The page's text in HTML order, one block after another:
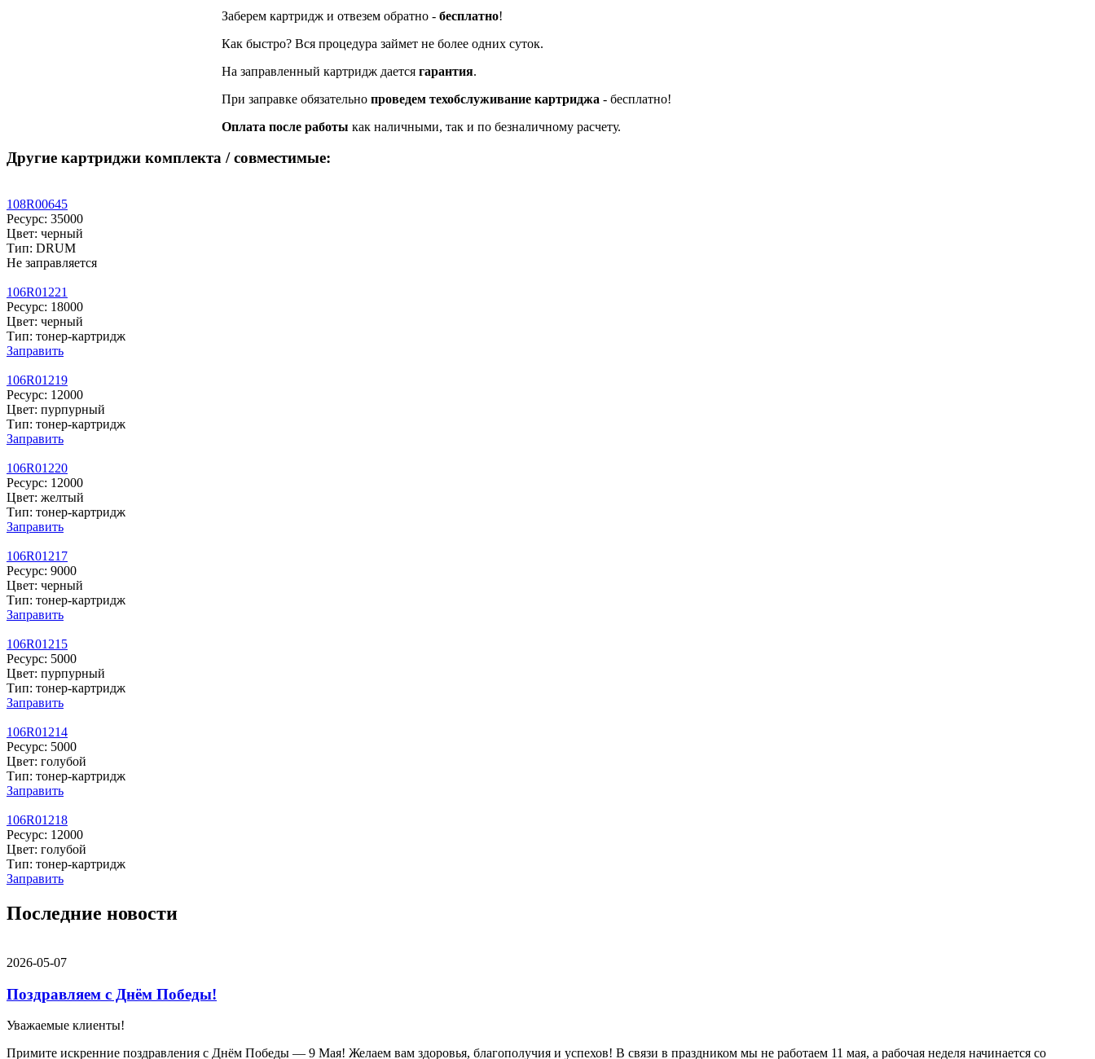
Заберем картридж и отвезем обратно - бесплатно!
Как быстро? Вся процедура займет не более одних суток.
На заправленный картридж дается гарантия.
При заправке обязательно проведем техобслуживание картриджа - бесплатно!
Оплата после работы как наличными, так и по безналичному расчету.
Другие картриджи комплекта / совместимые:
108R00645
Ресурс: 35000
Цвет: черный
Тип: DRUM
Не заправляется
106R01221
Ресурс: 18000
Цвет: черный
Тип: тонер-картридж
Заправить
106R01219
Ресурс: 12000
Цвет: пурпурный
Тип: тонер-картридж
Заправить
106R01220
Ресурс: 12000
Цвет: желтый
Тип: тонер-картридж
Заправить
106R01217
Ресурс: 9000
Цвет: черный
Тип: тонер-картридж
Заправить
106R01215
Ресурс: 5000
Цвет: пурпурный
Тип: тонер-картридж
Заправить
106R01214
Ресурс: 5000
Цвет: голубой
Тип: тонер-картридж
Заправить
106R01218
Ресурс: 12000
Цвет: голубой
Тип: тонер-картридж
Заправить
Последние новости
2026-05-07
Поздравляем с Днём Победы!
Уважаемые клиенты!
Примите искренние поздравления с Днём Победы — 9 Мая! Желаем вам здоровья, благополучия и успехов! В связи в праздником мы не работаем 11 мая, а рабочая неделя начинается со